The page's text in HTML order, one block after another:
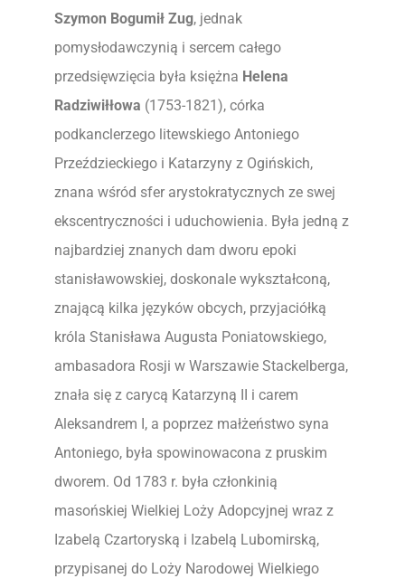
Szymon Bogumił Zug, jednak
pomysłodawczynią i sercem całego
przedsięwzięcia była księżna Helena
Radziwiłłowa (1753-1821), córka
podkanclerzego litewskiego Antoniego
Przeździeckiego i Katarzyny z Ogińskich,
znana wśród sfer arystokratycznych ze swej
ekscentryczności i uduchowienia. Była jedną z
najbardziej znanych dam dworu epoki
stanisławowskiej, doskonale wykształconą,
znającą kilka języków obcych, przyjaciółką
króla Stanisława Augusta Poniatowskiego,
ambasadora Rosji w Warszawie Stackelberga,
znała się z carycą Katarzyną II i carem
Aleksandrem I, a poprzez małżeństwo syna
Antoniego, była spowinowacona z pruskim
dworem. Od 1783 r. była członkinią
masońskiej Wielkiej Loży Adopcyjnej wraz z
Izabelą Czartoryską i Izabelą Lubomirską,
przypisanej do Loży Narodowej Wielkiego